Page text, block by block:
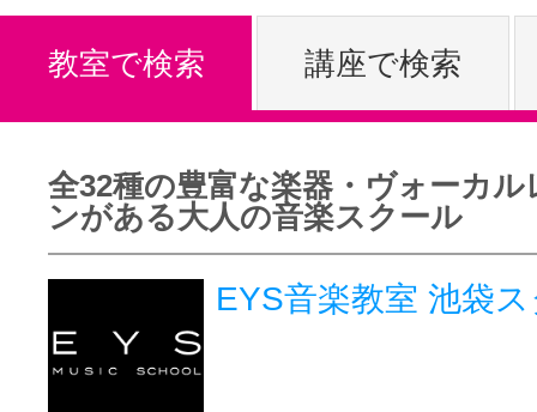
やりたいこ
特集をみる
グッドスク
教室で検索 講座で検索
全32種の豊富な楽器・ヴォーカル
ンがある大人の音楽スクール
EYS音楽教室 池袋